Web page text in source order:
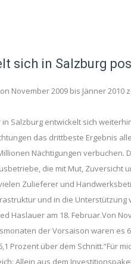
sich in Salzburg
November 2009 bis Jänner
Salzburg entwickelt sich
das drittbeste Ergebnis
Nächtigungen verbuchen.
die mit Mut,
Zulieferer und
und in die
Haslauer am 18. Februar.Von
der Vorsaison waren es
Prozent über dem Schnitt.“Für
Allein aus dem